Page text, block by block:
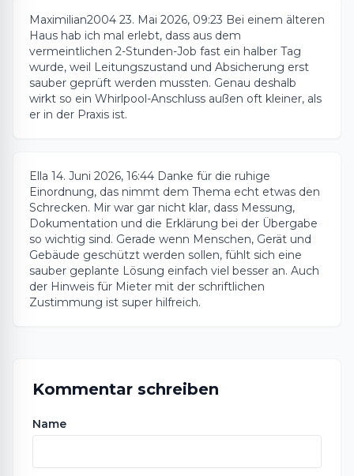
Maximilian2004 23. Mai 2026, 09:23 Bei einem älteren
Haus hab ich mal erlebt, dass aus dem
vermeintlichen 2-Stunden-Job fast ein halber Tag
wurde, weil Leitungszustand und Absicherung erst
sauber geprüft werden mussten. Genau deshalb
wirkt so ein Whirlpool-Anschluss außen oft kleiner, als
er in der Praxis ist.
Ella 14. Juni 2026, 16:44 Danke für die ruhige
Einordnung, das nimmt dem Thema echt etwas den
Schrecken. Mir war gar nicht klar, dass Messung,
Dokumentation und die Erklärung bei der Übergabe
so wichtig sind. Gerade wenn Menschen, Gerät und
Gebäude geschützt werden sollen, fühlt sich eine
sauber geplante Lösung einfach viel besser an. Auch
der Hinweis für Mieter mit der schriftlichen
Zustimmung ist super hilfreich.
Kommentar schreiben
Name